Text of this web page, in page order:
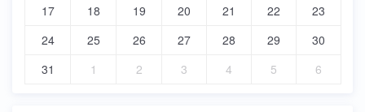
17
18 19 20 21 22
23
24
25 26 27 28 29
30
31
1 2 3 4 5 6